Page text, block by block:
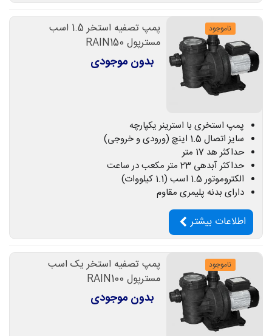
ناموجود
پمپ تصفیه استخر 1.5 اسب
مسترپول RAIN150
بدون موجودی
پمپ استخری با استرینر یکپارچه
سایز اتصال 1.5 اینچ (ورودی و خروجی)
حداکثر هد 17 متر
حداکثر آبدهی 23 متر مکعب در ساعت
الکتروموتور 1.5 اسب (1.1 کیلووات)
دارای بدنه پلیمری مقاوم
اطلاعات بیشتر
ناموجود
پمپ تصفیه استخر یک اسب
مسترپول RAIN100
بدون موجودی